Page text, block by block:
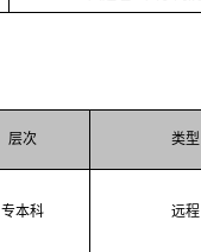
层次 类型
专本科 远程